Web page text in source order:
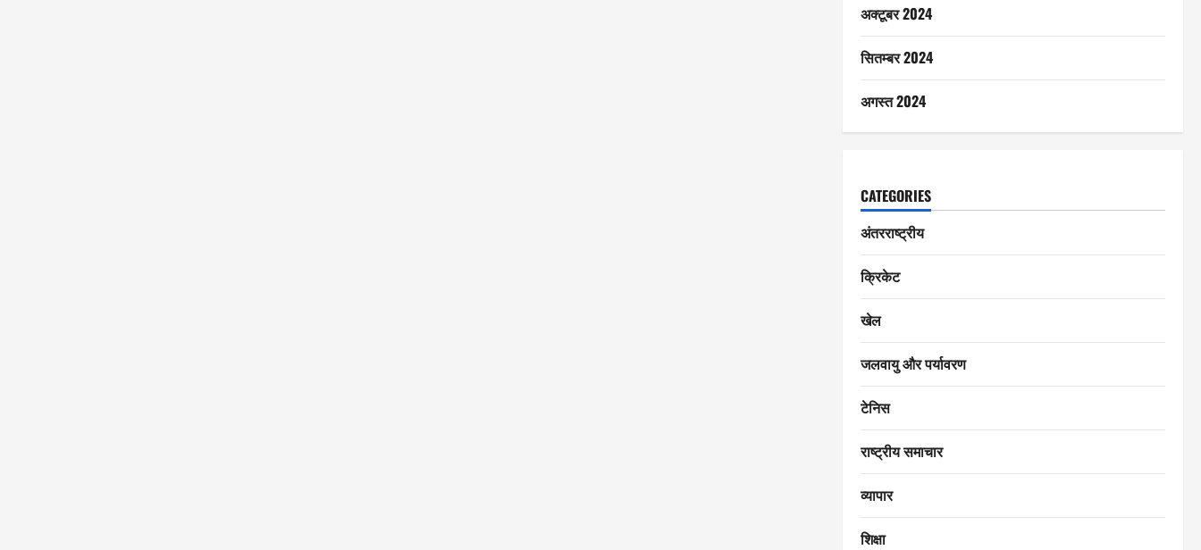
अक्टूबर 2024
सितम्बर 2024
अगस्त 2024
CATEGORIES
अंतरराष्ट्रीय
क्रिकेट
खेल
जलवायु और पर्यावरण
टेनिस
राष्ट्रीय समाचार
व्यापार
शिक्षा